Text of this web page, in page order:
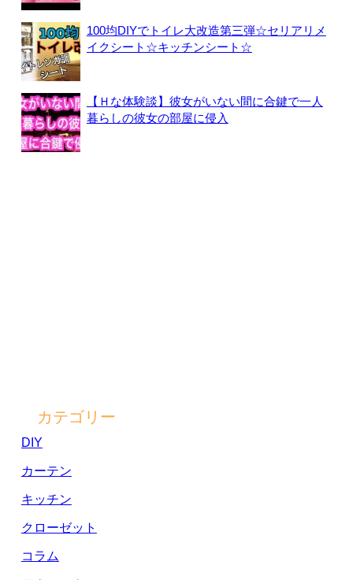
100均DIYでトイレ大改造第三弾☆セリアリメ
イクシート☆キッチンシート☆
【Ｈな体験談】彼女がいない間に合鍵で一人
暮らしの彼女の部屋に侵入
カテゴリー
DIY
カーテン
キッチン
クローゼット
コラム